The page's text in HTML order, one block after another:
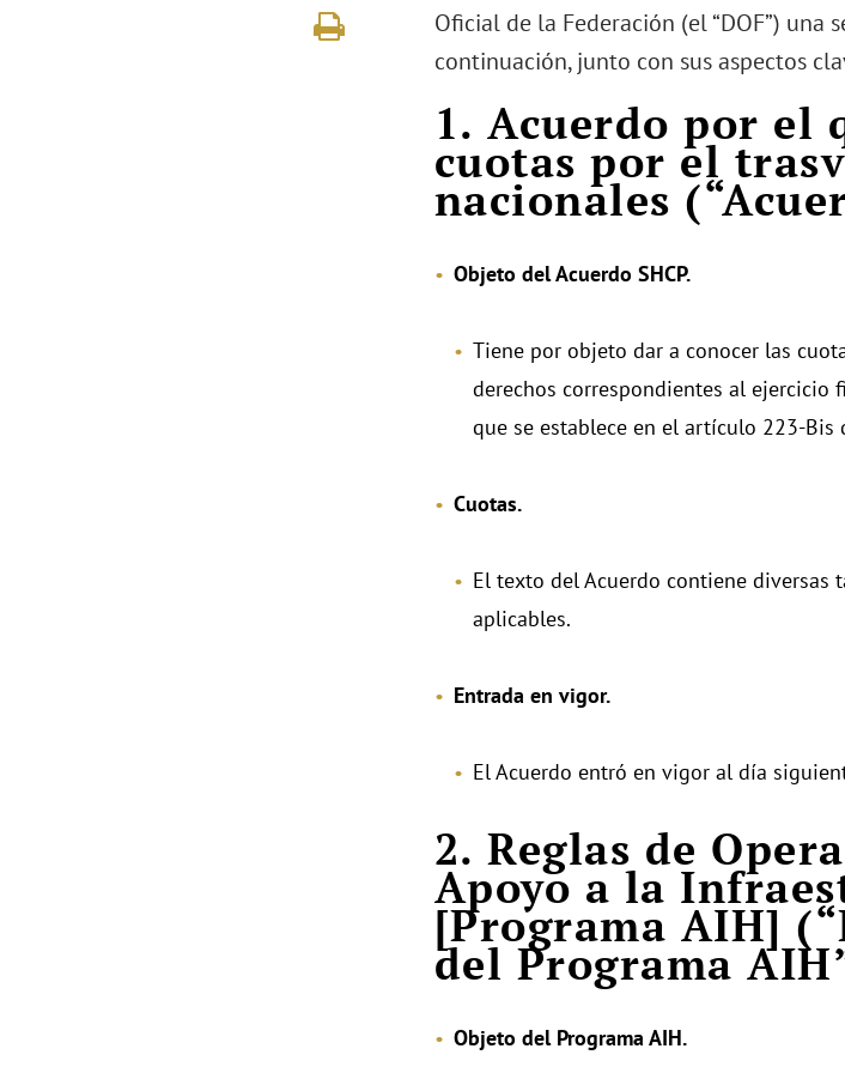
Oficial de la Federación (el “DOF”) una
continuación, junto con sus aspectos
1. Acuerdo por el
cuotas por el
nacionales
Objeto del Acuerdo SHCP.
Tiene por objeto dar a conocer las
derechos correspondientes al
que se establece en el artículo 223-Bis
Cuotas.
El texto del Acuerdo contiene diversas
aplicables.
Entrada en vigor.
El Acuerdo entró en vigor al día
2. Reglas de
Apoyo a la
[Programa AIH]
del Programa
Objeto del Programa AIH.